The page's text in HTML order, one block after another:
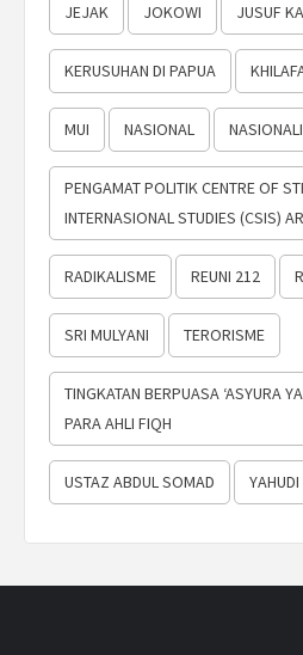
JEJAK JOKOWI JUSUF
KERUSUHAN DI PAPUA
MUI NASIONAL
PENGAMAT POLITIK CENTRE OF
INTERNASIONAL STUDIES (CSIS)
RADIKALISME REUNI 212
SRI MULYANI TERORISME
TINGKATAN BERPUASA ‘ASYURA
PARA AHLI FIQH
USTAZ ABDUL SOMAD YAHUDI